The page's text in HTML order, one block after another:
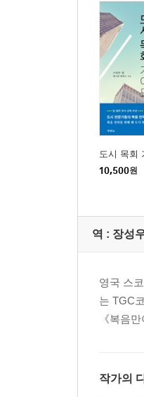
도시 목회
10,500원
역 : 장성
영국 스
는 TGC
《복음
작가의